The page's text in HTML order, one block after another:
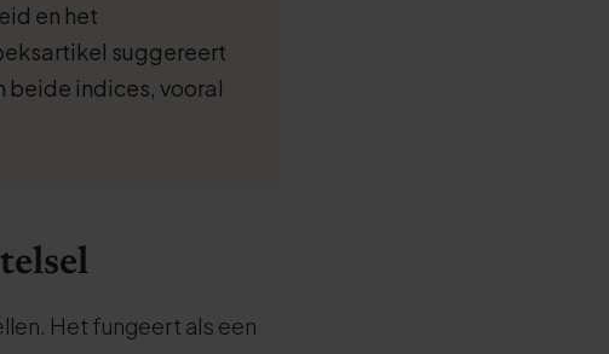
en het
suggereert
beide indices, vooral
Het fungeert als een